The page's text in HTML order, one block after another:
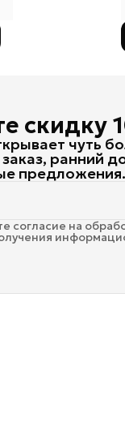
скидку
чуть
ранний
предложения.
согласие на